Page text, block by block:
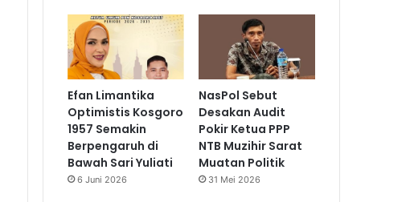
Efan Limantika
Optimistis Kosgoro
1957 Semakin
Berpengaruh di
Bawah Sari Yuliati
6 Juni 2026
NasPol Sebut
Desakan Audit
Pokir Ketua PPP
NTB Muzihir Sarat
Muatan Politik
31 Mei 2026